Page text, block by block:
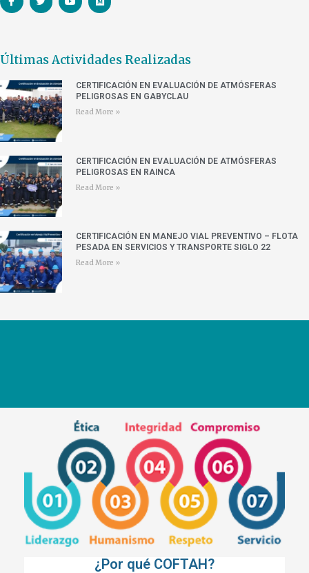
Últimas Actividades Realizadas
CERTIFICACIÓN EN EVALUACIÓN DE ATMÓSFERAS
PELIGROSAS EN GABYCLAU
Read More »
CERTIFICACIÓN EN EVALUACIÓN DE ATMÓSFERAS
PELIGROSAS EN RAINCA
Read More »
CERTIFICACIÓN EN MANEJO VIAL PREVENTIVO – FLOTA
PESADA EN SERVICIOS Y TRANSPORTE SIGLO 22
Read More »
¿Por qué COFTAH?